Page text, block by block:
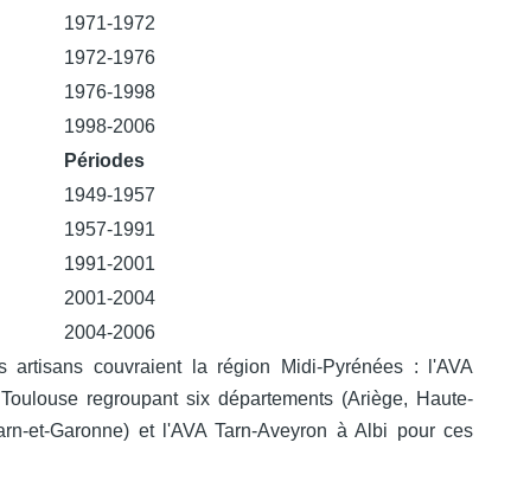
1971-1972
1972-1976
1976-1998
1998-2006
Périodes
1949-1957
1957-1991
1991-2001
2001-2004
2004-2006
artisans couvraient la région Midi-Pyrénées : l'AVA
regroupant six départements (Ariège, Haute-
et-Garonne) et l'AVA Tarn-Aveyron à Albi pour ces